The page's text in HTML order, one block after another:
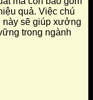
quả. Việc chú
này sẽ giúp xưởng
trong ngành